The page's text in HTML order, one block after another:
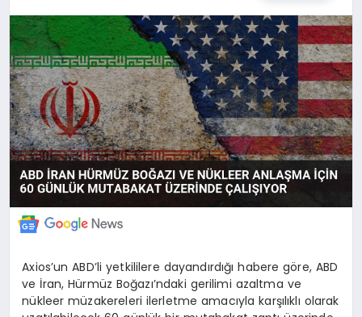
EĞİTİM
DÜNYA
Axios’un ABD’li yetkililere dayandırdığı habere göre, ABD
ve İran, Hürmüz Boğazı’ndaki gerilimi azaltma ve
nükleer müzakereleri ilerletme amacıyla karşılıklı olarak